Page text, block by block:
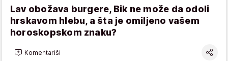
Lav obožava burgere, Bik ne može da odoli
hrskavom hlebu, a šta je omiljeno vašem
horoskopskom znaku?
Komentariši